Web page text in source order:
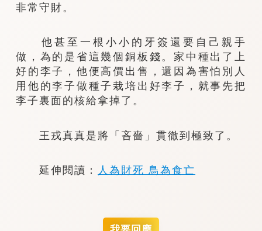
非常守財。
他甚至一根小小的牙簽還要自己親手
做，為的是省這幾個銅板錢。家中種出了上
好的李子，他便高價出售，還因為害怕別人
用他的李子做種子栽培出好李子，就事先把
李子裏面的核給拿掉了。
王戎真真是將「吝嗇」貫徹到極致了。
延伸閱讀： 人為財死 鳥為食亡